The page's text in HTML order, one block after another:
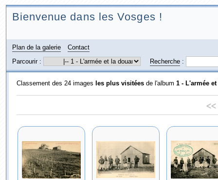
Bienvenue dans les Vosges !
Plan de la galerie
Contact
Parcourir :
Recherche:
Classement des 24 images les plus visitéesde l'album 1 - L'armée
<<